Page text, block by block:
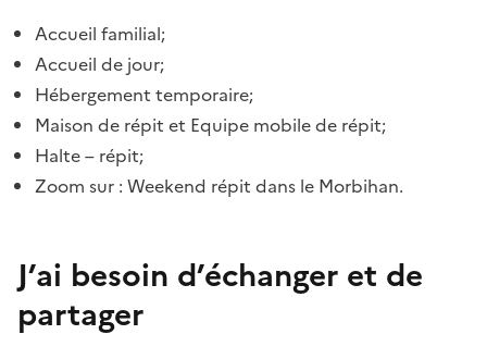
Accueil familial;
Accueil de jour;
Hébergement temporaire;
Maison de répit et Equipe mobile de répit;
Halte – répit;
Zoom sur : Weekend répit dans le Morbihan.
J’ai besoin d’échanger et de
partager